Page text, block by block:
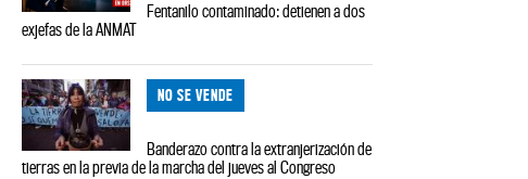
Fentanilo contaminado: detienen a dos
exjefas de la ANMAT
NO SE VENDE
Banderazo contra la extranjerización de
tierras en la previa de la marcha del jueves al Congreso